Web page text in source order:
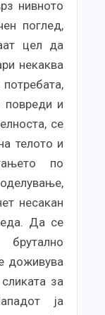
нивното
поглед,
цел да
некаква
повреди и
се
телото и
по
несакан
Да се
доживува
за
ја